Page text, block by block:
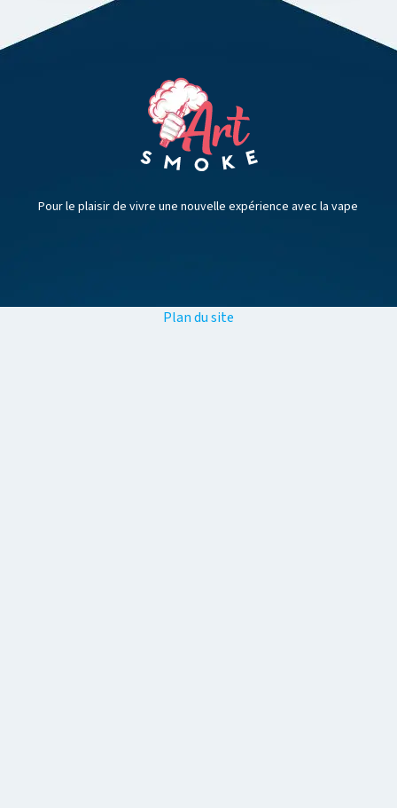
Pour le plaisir de vivre une nouvelle expérience avec la vape
Plan du site